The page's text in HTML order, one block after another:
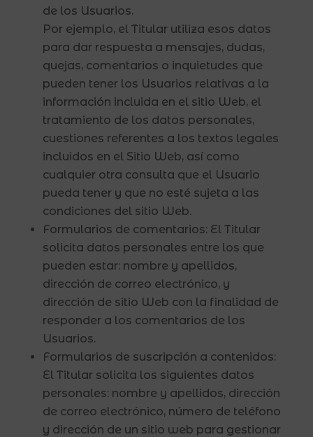
de los Usuarios.
Por ejemplo, el Titular utiliza esos datos
para dar respuesta a mensajes, dudas,
quejas, comentarios o inquietudes que
pueden tener los Usuarios relativas a la
información incluida en el sitio Web, el
tratamiento de los datos personales,
cuestiones referentes a los textos legales
incluidos en el Sitio Web, así como
cualquier otra consulta que el Usuario
pueda tener y que no esté sujeta a las
condiciones del sitio Web.
Formularios de comentarios: El Titular
solicita datos personales entre los que
pueden estar: nombre y apellidos,
dirección de correo electrónico, y
dirección de sitio Web con la finalidad de
responder a los comentarios de los
Usuarios.
Formularios de suscripción a contenidos:
El Titular solicita los siguientes datos
personales: nombre y apellidos, dirección
de correo electrónico, número de teléfono
y dirección de un sitio web para gestionar